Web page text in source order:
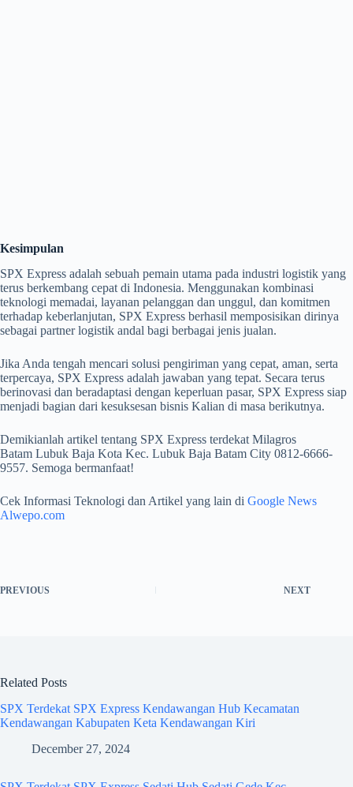
Kesimpulan
SPX Express adalah sebuah pemain utama pada industri logistik yang
terus berkembang cepat di Indonesia. Menggunakan kombinasi
teknologi memadai, layanan pelanggan dan unggul, dan komitmen
terhadap keberlanjutan, SPX Express berhasil memposisikan dirinya
sebagai partner logistik andal bagi berbagai jenis jualan.
Jika Anda tengah mencari solusi pengiriman yang cepat, aman, serta
terpercaya, SPX Express adalah jawaban yang tepat. Secara terus
berinovasi dan beradaptasi dengan keperluan pasar, SPX Express siap
menjadi bagian dari kesuksesan bisnis Kalian di masa berikutnya.
Demikianlah artikel tentang SPX Express terdekat Milagros
Batam Lubuk Baja Kota Kec. Lubuk Baja Batam City 0812-6666-
9557. Semoga bermanfaat!
Cek Informasi Teknologi dan Artikel yang lain di Google News
Alwepo.com
PREVIOUS NEXT
Related Posts
SPX Terdekat SPX Express Kendawangan Hub Kecamatan
Kendawangan Kabupaten Keta Kendawangan Kiri
December 27, 2024